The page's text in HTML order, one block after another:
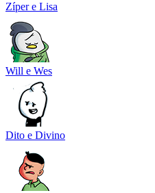
Zíper e Lisa
Will e Wes
Dito e Divino